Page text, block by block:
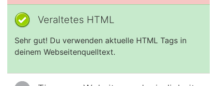
Veraltetes HTML
Sehr gut! Du verwenden aktuelle HTML Tags in
deinem Webseitenquelltext.